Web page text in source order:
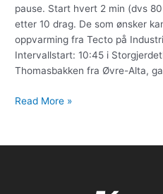
pause. Start hvert 2 min (dvs
etter 10 drag. De som ønsker
oppvarming fra Tecto på
Intervallstart: 10:45 i
Thomasbakken fra Øvre-Alta,
Read More »